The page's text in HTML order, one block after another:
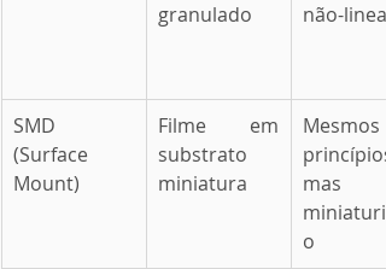
granulado
não-
SMD
(Surface
Mount)
Filme em
substrato
miniatura
Mesmos
princípios,
mas
o